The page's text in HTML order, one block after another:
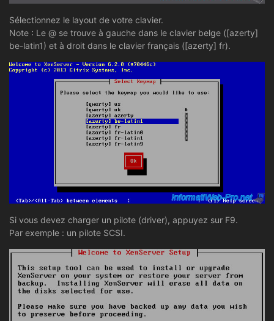
Sélectionnez le layout de votre clavier.
Note : Le @ se trouve à gauche dans le clavier belge ([azerty]
be-latin1) et à droit dans le clavier français ([azerty] fr).
Si vous devez charger un pilote (driver), appuyez sur F9.
Par exemple : un pilote SCSI.